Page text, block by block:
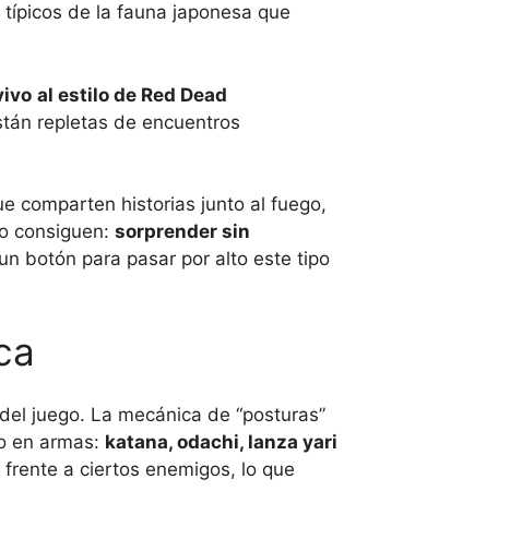
de la fauna japonesa que
al estilo de Red Dead
repletas de encuentros
comparten historias junto al fuego,
consiguen: sorprender sin
botón para pasar por alto este tipo
juego. La mecánica de “posturas”
en armas: katana, odachi, lanza yari
a ciertos enemigos, lo que